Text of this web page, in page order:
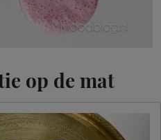
op de mat